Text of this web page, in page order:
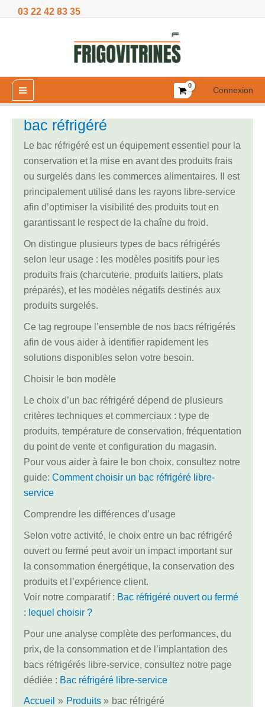
03 22 42 83 35
Connexion
bac réfrigéré
Le bac réfrigéré est un équipement essentiel pour la
conservation et la mise en avant des produits frais
ou surgelés dans les commerces alimentaires. Il est
principalement utilisé dans les rayons libre-service
afin d’optimiser la visibilité des produits tout en
garantissant le respect de la chaîne du froid.
On distingue plusieurs types de bacs réfrigérés
selon leur usage : les modèles positifs pour les
produits frais (charcuterie, produits laitiers, plats
préparés), et les modèles négatifs destinés aux
produits surgelés.
Ce tag regroupe l’ensemble de nos bacs réfrigérés
afin de vous aider à identifier rapidement les
solutions disponibles selon votre besoin.
Choisir le bon modèle
Le choix d’un bac réfrigéré dépend de plusieurs
critères techniques et commerciaux : type de
produits, température de conservation, fréquentation
du point de vente et configuration du magasin.
Pour vous aider à faire le bon choix, consultez notre
guide: Comment choisir un bac réfrigéré libre-
service
Comprendre les différences d’usage
Selon votre activité, le choix entre un bac réfrigéré
ouvert ou fermé peut avoir un impact important sur
la consommation énergétique, la conservation des
produits et l’expérience client.
Voir notre comparatif : Bac réfrigéré ouvert ou fermé
: lequel choisir ?
Pour une analyse complète des performances, du
prix, de la consommation et de l’implantation des
bacs réfrigérés libre-service, consultez notre page
dédiée : Bac réfrigéré libre-service
Accueil Produits bac réfrigéré